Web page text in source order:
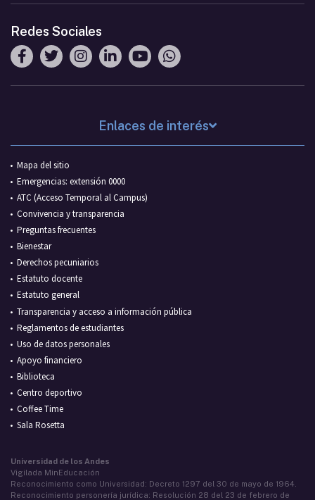
Redes Sociales
Enlaces de interés
Mapa del sitio
Emergencias: extensión 0000
ATC (Acceso Temporal al Campus)
Convivencia y transparencia
Preguntas frecuentes
Bienestar
Derechos pecuniarios
Estatuto docente
Estatuto general
Transparencia y acceso a información pública
Reglamentos de estudiantes
Uso de datos personales
Apoyo financiero
Biblioteca
Centro deportivo
Coffee Time
Sala Rosetta
Universidad de los Andes
Vigilada MinEducación
Reconocimiento como Universidad: Decreto 1297 del 30 de mayo de 1964.
Reconocimiento personería jurídica: Resolución 28 del 23 de febrero de